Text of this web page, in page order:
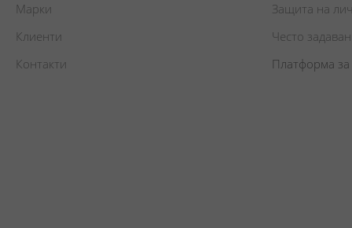
Марки
Клиенти
Контакти
Защита на
Често
Платформа